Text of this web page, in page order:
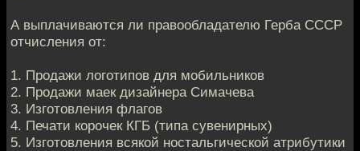
А выплачиваются ли правообладателю Герба СССР
отчисления от:
1. Продажи логотипов для мобильников
2. Продажи маек дизайнера Симачева
3. Изготовления флагов
4. Печати корочек КГБ (типа сувенирных)
5. Изготовления всякой ностальгической атрибутики